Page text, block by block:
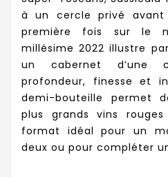
à un cercle privé avant
première fois sur le
millésime 2022 illustre
un cabernet d’une
profondeur, finesse et
demi-bouteille permet
plus grands vins
format idéal pour un
deux ou pour compléter